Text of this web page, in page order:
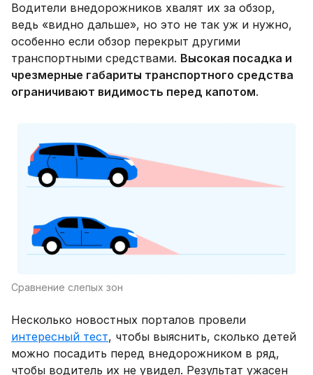
Водители внедорожников хвалят их за обзор,
ведь «видно дальше», но это не так уж и нужно,
особенно если обзор перекрыт другими
транспортными средствами. Высокая посадка и
чрезмерные габариты транспортного средства
ограничивают видимость перед капотом.
Сравнение слепых зон
Несколько новостных порталов провели
интересный тест, чтобы выяснить, сколько детей
можно посадить перед внедорожником в ряд,
чтобы водитель их не увидел. Результат ужасен